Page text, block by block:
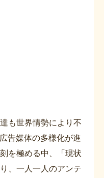
も世界情勢により不
告媒体の多様化が進
を極める中、「現状
、一人一人のアンテ